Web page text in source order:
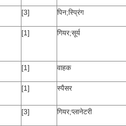
[3] पिन;स्प्रिंग
[1] गियर;सूर्य
[1] वाहक
[1] स्पैसर
[3] गियर;प्लानेटरी